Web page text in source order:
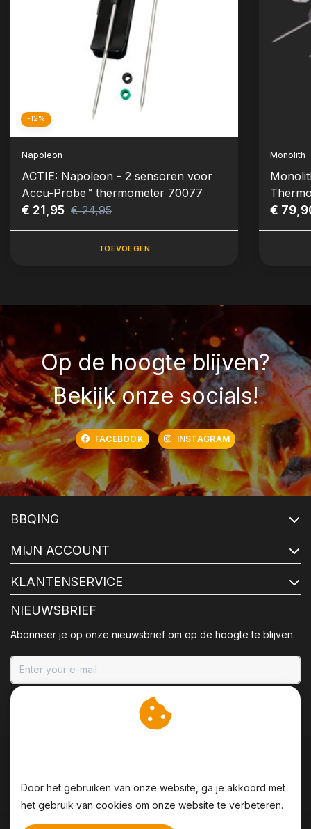
-12%
Napoleon
ACTIE: Napoleon - 2 sensoren voor
Accu-Probe™ thermometer 70077
€ 21,95 € 24,95
TOEVOEGEN
Monolith
€
Op de hoogte blijven?
Bekijk onze socials!
FACEBOOK INSTAGRAM
BBQING
MIJN ACCOUNT
KLANTENSERVICE
NIEUWSBRIEF
Abonneer je op onze nieuwsbrief om op de hoogte te blijven.
Door het gebruiken van onze website, ga je akkoord met
het gebruik van cookies om onze website te verbeteren.